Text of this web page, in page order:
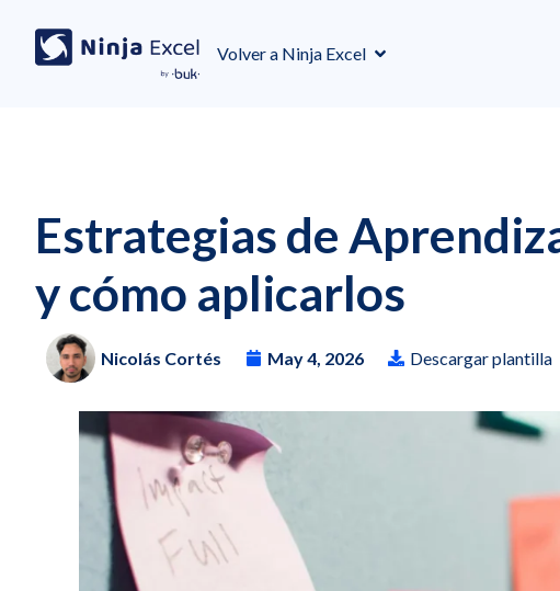
Volver a Ninja Excel
Estrategias de
y cómo aplicarlos
Nicolás Cortés May 4, 2026 Descargar plantilla